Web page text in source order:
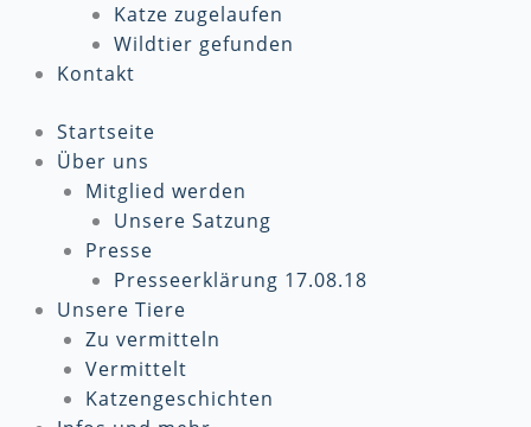
Katze zugelaufen
Wildtier gefunden
Kontakt
Startseite
Über uns
Mitglied werden
Unsere Satzung
Presse
Presseerklärung 17.08.18
Unsere Tiere
Zu vermitteln
Vermittelt
Katzengeschichten